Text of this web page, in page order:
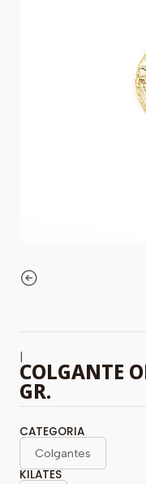
|
COLGANTE
GR.
CATEGORIA
Colgantes
KILATES